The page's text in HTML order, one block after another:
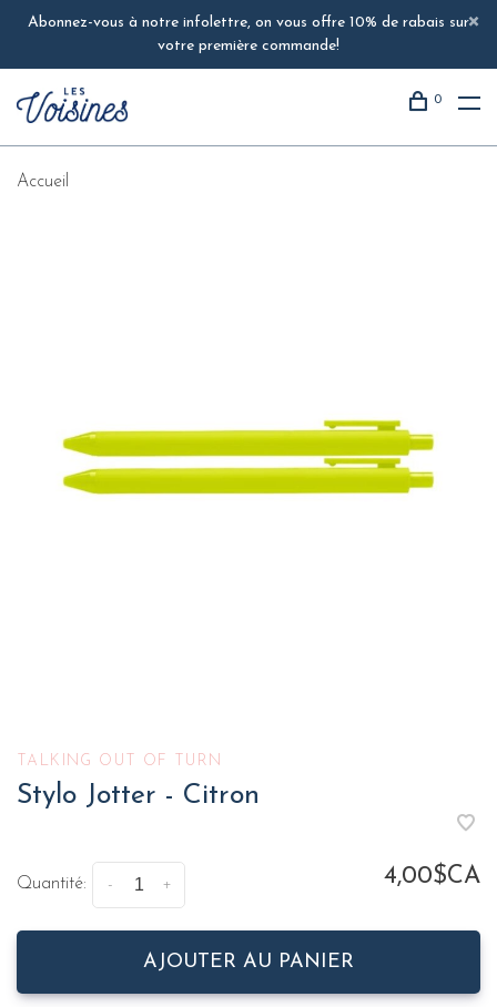
Abonnez-vous à notre infolettre, on vous offre 10% de rabais sur
votre première commande!
0
Accueil
TALKING OUT OF TURN
Stylo Jotter - Citron
Quantité: +
- 4,00$CA
AJOUTER AU PANIER